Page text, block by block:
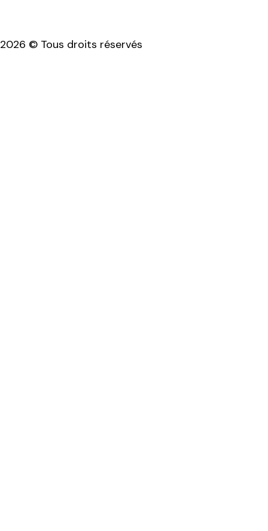
2026 © Tous droits réservés